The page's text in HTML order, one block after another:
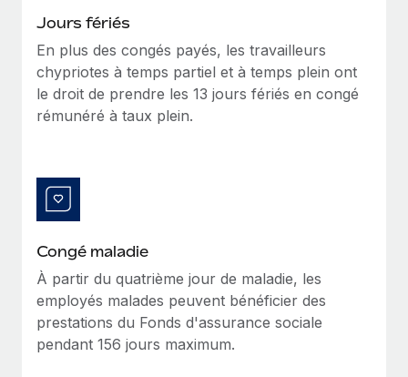
Création d’entité
Établissez des entités rapidement et en toute
conformité
Mobilité et déménagement international
Organisez facilement le déménagement de vos
Avantages sociaux
Gérez facilement les avantages sociaux
Intégration Remote x BambooHR : du local à
l’international, le recrutement sans changer de
plateforme
Impact Les clients BambooHR peuvent désormais
embaucher et gérer les employés internationaux...
Explorer le blog
BLOG
Mises à jour des produits de Remote :
Remote a toujours pour mission d'aider les entreprises de
toute taille à embaucher, gérer et payer...
En savoir plus
Comment Phiture gère ses 55 employés
répartis dans 19 pays grâce à Remote
Jours fériés
En plus des congés payés, les travailleurs
chypriotes à temps partiel et à temps plein ont
le droit de prendre les 13 jours fériés en congé
rémunéré à taux plein.
Congé maladie
À partir du quatrième jour de maladie, les
employés malades peuvent bénéficier des
prestations du Fonds d'assurance sociale
pendant 156 jours maximum.